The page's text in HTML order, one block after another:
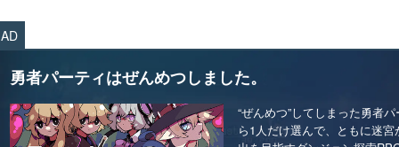
AD
勇者パーティはぜんめつしました。
“ぜんめつ”してしまった勇者
ら1人だけ選んで、ともに迷宮